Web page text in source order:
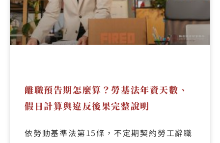
離職預告期怎麼算？勞基法年資天數、
假日計算與違反後果完整說明
依勞動基準法第15條，不定期契約勞工辭職